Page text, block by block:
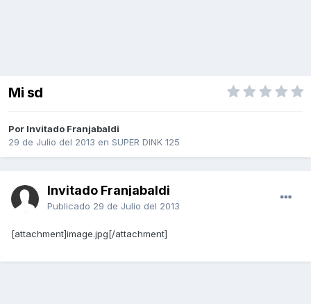
Mi sd
Por Invitado Franjabaldi
29 de Julio del 2013 en SUPER DINK 125
Invitado Franjabaldi
Publicado 29 de Julio del 2013
[attachment]image.jpg[/attachment]